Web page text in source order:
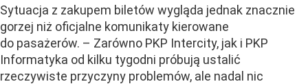
Sytuacja z zakupem biletów wygląda jednak znacznie
gorzej niż oficjalne komunikaty kierowane
do pasażerów. – Zarówno PKP Intercity, jak i PKP
Informatyka od kilku tygodni próbują ustalić
rzeczywiste przyczyny problemów, ale nadal nic